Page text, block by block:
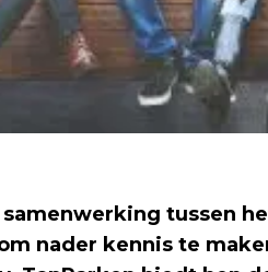
tussen
nader kennis te